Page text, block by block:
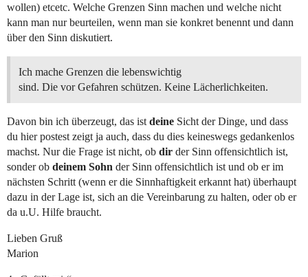
wollen) etcetc. Welche Grenzen Sinn machen und welche nicht
kann man nur beurteilen, wenn man sie konkret benennt und dann
über den Sinn diskutiert.
Ich mache Grenzen die lebenswichtig
sind. Die vor Gefahren schützen. Keine Lächerlichkeiten.
Davon bin ich überzeugt, das ist deine Sicht der Dinge, und dass
du hier postest zeigt ja auch, dass du dies keineswegs gedankenlos
machst. Nur die Frage ist nicht, ob dir der Sinn offensichtlich ist,
sonder ob deinem Sohn der Sinn offensichtlich ist und ob er im
nächsten Schritt (wenn er die Sinnhaftigkeit erkannt hat) überhaupt
dazu in der Lage ist, sich an die Vereinbarung zu halten, oder ob er
da u.U. Hilfe braucht.
Lieben Gruß
Marion